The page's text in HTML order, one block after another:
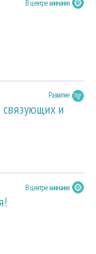
В центре внимания
Развитие
и
В центре внимания